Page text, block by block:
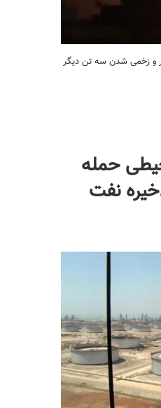
و زخمی شدن سه تن دیگر
حمله
نفت